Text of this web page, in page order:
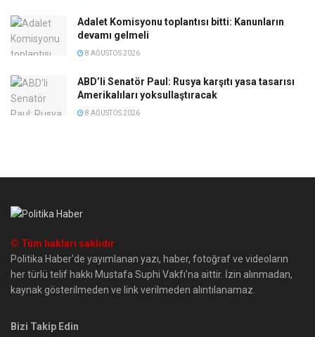
Adalet Komisyonu toplantısı bitti: Kanunların
devamı gelmeli
8 AĞUSTOS 2026
ABD’li Senatör Paul: Rusya karşıtı yasa tasarısı
Amerikalıları yoksullaştıracak
8 AĞUSTOS 2026
© Tüm hakları saklıdır
Politika Haber'de yayımlanan yazı, haber, fotoğraf ve videoların
her türlü telif hakkı Mustafa Suphi Vakfı'na aittir. İzin alınmadan,
kaynak gösterilmeden ve link verilmeden alıntılanamaz.
Bizi Takip Edin